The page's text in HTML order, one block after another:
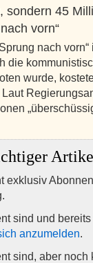
sondern 45
vorn“
nach
die
wurde,
exklusiv
sind und
anzumelden.
sind, aber